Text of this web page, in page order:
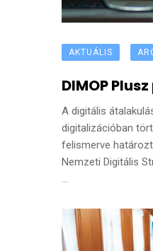
AKTUÁLIS
DIMOP
A digitális
digitalizációban
felismerve
Nemzeti Digitális
...